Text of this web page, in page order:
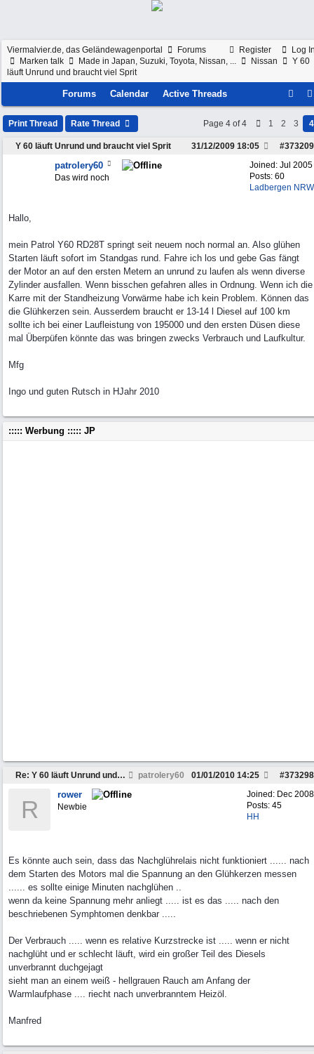
Register Log
Viermalvier.de, das Geländewagenportal
Forums
Marken talk
Made in Japan, Suzuki, Toyota, Nissan, ... Nissan
Y 60
läuft Unrund und braucht viel Sprit
Forums Calendar Active Threads
Print Thread Rate Thread Page 4 of 4 1 2 3 4
Y 60 läuft Unrund und braucht viel Sprit #373209
31/12/2009 18:05
Joined: Jul 2005
Posts: 60
Ladbergen NRW
patrolery60
Das wird noch
Hallo,
mein Patrol Y60 RD28T springt seit neuem noch normal an. Also glühen
Starten läuft sofort im Standgas rund. Fahre ich los und gebe Gas fängt
der Motor an auf den ersten Metern an unrund zu laufen als wenn diverse
Zylinder ausfallen. Wenn bisschen gefahren alles in Ordnung. Wenn ich die
Karre mit der Standheizung Vorwärme habe ich kein Problem. Können das
die Glühkerzen sein. Ausserdem braucht er 13-14 l Diesel auf 100 km
sollte ich bei einer Laufleistung von 195000 und den ersten Düsen diese
mal Überpüfen könnte das was bringen zwecks Verbrauch und Laufkultur.
Mfg
Ingo und guten Rutsch in HJahr 2010
::::: Werbung ::::: JP
Re: Y 60 läuft Unrund und braucht viel Sprit patrolery60 #373298
01/01/2010 14:25
Joined: Dec 2008
Posts: 45
HH
R
rower
Newbie
Es könnte auch sein, dass das Nachglührelais nicht funktioniert ...... nach
dem Starten des Motors mal die Spannung an den Glühkerzen messen
...... es sollte einige Minuten nachglühen ..
wenn da keine Spannung mehr anliegt ..... ist es das ..... nach den
beschriebenen Symphtomen denkbar .....
Der Verbrauch ..... wenn es relative Kurzstrecke ist ..... wenn er nicht
nachglüht und er schlecht läuft, wird ein großer Teil des Diesels
unverbrannt duchgejagt
sieht man an einem weiß - hellgrauen Rauch am Anfang der
Warmlaufphase .... riecht nach unverbranntem Heizöl.
Manfred